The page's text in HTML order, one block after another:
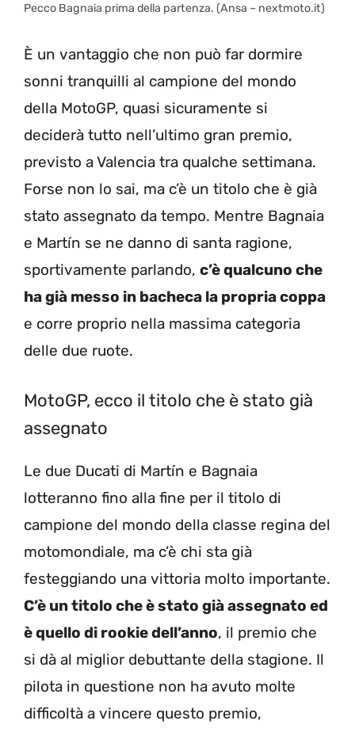
Pecco Bagnaia prima della partenza. (Ansa – nextmoto.it)
È un vantaggio che non può far dormire
sonni tranquilli al campione del mondo
della MotoGP, quasi sicuramente si
deciderà tutto nell’ultimo gran premio,
previsto a Valencia tra qualche settimana.
Forse non lo sai, ma c’è un titolo che è già
stato assegnato da tempo. Mentre Bagnaia
e Martín se ne danno di santa ragione,
sportivamente parlando, c’è qualcuno che
ha già messo in bacheca la propria coppa
e corre proprio nella massima categoria
delle due ruote.
MotoGP, ecco il titolo che è stato già
assegnato
Le due Ducati di Martín e Bagnaia
lotteranno fino alla fine per il titolo di
campione del mondo della classe regina del
motomondiale, ma c’è chi sta già
festeggiando una vittoria molto importante.
C’è un titolo che è stato già assegnato ed
è quello di rookie dell’anno, il premio che
si dà al miglior debuttante della stagione. Il
pilota in questione non ha avuto molte
difficoltà a vincere questo premio,